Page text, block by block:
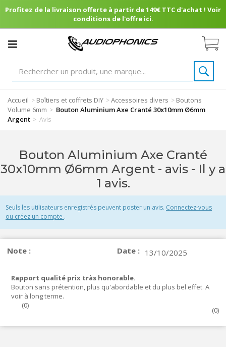
Profitez de la livraison offerte à partir de 149€ TTC d'achat ! Voir
conditions de l'offre ici.
Accueil > Boîtiers et coffrets DIY >Accessoires divers > Boutons
Volume 6mm > Bouton Aluminium Axe Cranté 30x10mm Ø6mm
Argent > Avis
Bouton Aluminium Axe Cranté
30x10mm Ø6mm Argent - avis - Il y a
1 avis.
Seuls les utilisateurs enregistrés peuvent poster un avis. Connectez-vous
ou créez un compte .
Note : Date : 13/10/2025
Rapport qualité prix tràs honorable.
Bouton sans prétention, plus qu'abordable et du plus bel effet. A
voir à long terme.
(0)
(0)